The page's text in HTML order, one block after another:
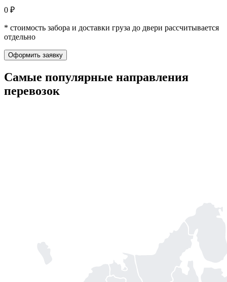
0 ₽
* стоимость забора и доставки груза до двери рассчитывается
отдельно
Оформить заявку
Самые популярные направления
перевозок